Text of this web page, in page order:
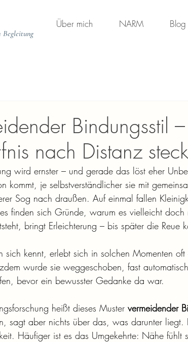
Über mich NARM Blog
Bindungsstil
nach Distanz
wird ernster – und gerade das löst eher
kommt, je selbstverständlicher sie mit
Sog nach draußen. Auf einmal fallen
finden sich Gründe, warum es vielleicht
bringt Erleichterung – bis später die Reue
sich kennt, erlebt sich in solchen Momenten
wurde sie weggeschoben, fast
bevor ein bewusster Gedanke da war.
heißt dieses Muster vermeidender
sagt aber nichts über das, was darunter liegt.
Häufiger ist es das Umgekehrte: Nähe